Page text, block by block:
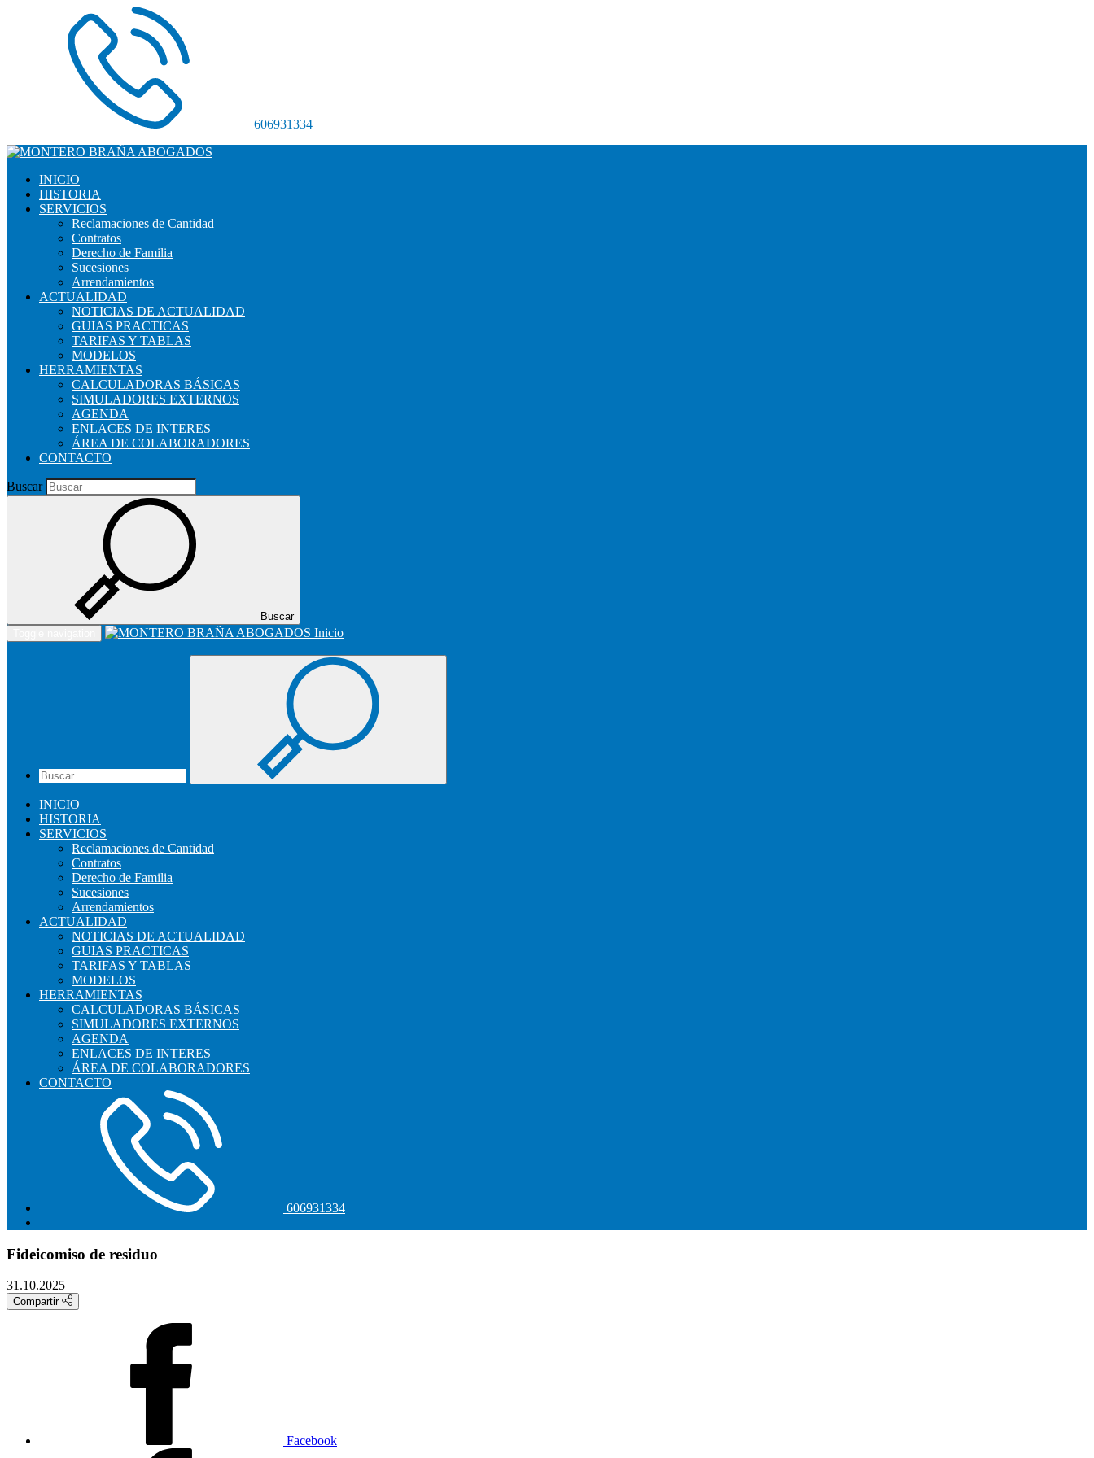
606931334
INICIO
HISTORIA
SERVICIOS
Reclamaciones de Cantidad
Contratos
Derecho de Familia
Sucesiones
Arrendamientos
ACTUALIDAD
NOTICIAS DE ACTUALIDAD
GUIAS PRACTICAS
TARIFAS Y TABLAS
MODELOS
HERRAMIENTAS
CALCULADORAS BÁSICAS
SIMULADORES EXTERNOS
AGENDA
ENLACES DE INTERES
ÁREA DE COLABORADORES
CONTACTO
Buscar
Buscar
Inicio
INICIO
HISTORIA
SERVICIOS
Reclamaciones de Cantidad
Contratos
Derecho de Familia
Sucesiones
Arrendamientos
ACTUALIDAD
NOTICIAS DE ACTUALIDAD
GUIAS PRACTICAS
TARIFAS Y TABLAS
MODELOS
HERRAMIENTAS
CALCULADORAS BÁSICAS
SIMULADORES EXTERNOS
AGENDA
ENLACES DE INTERES
ÁREA DE COLABORADORES
CONTACTO
606931334
Fideicomiso de residuo
31.10.2025
Compartir
Facebook